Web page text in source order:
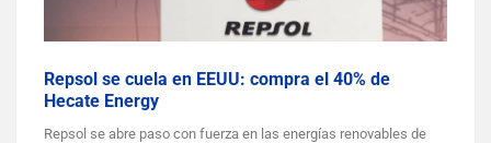
Repsol se cuela en EEUU: compra el 40% de
Hecate Energy
Repsol se abre paso con fuerza en las energías renovables de